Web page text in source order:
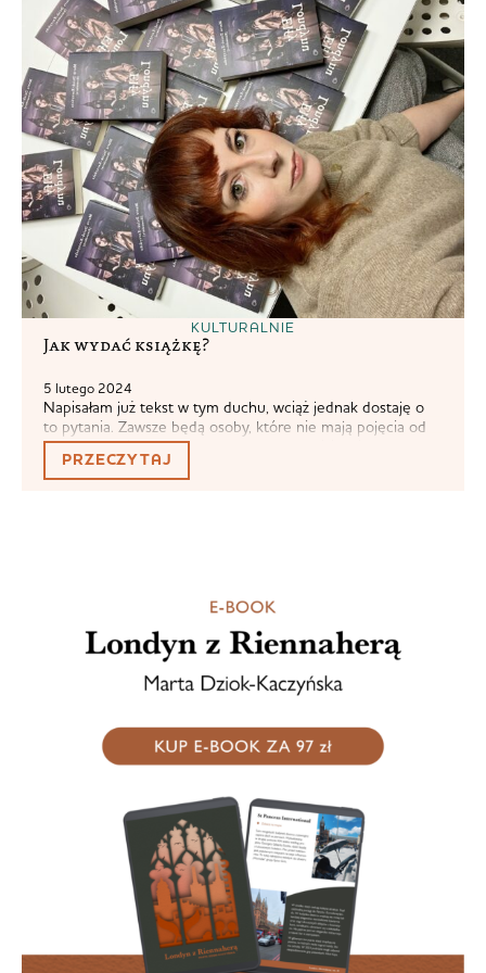
że...
KULTURALNIE
Jak wydać książkę?
5 lutego 2024
Napisałam już tekst w tym duchu, wciąż jednak dostaję o
to pytania. Zawsze będą osoby, które nie mają pojęcia od
czego zacząć. Sama tam byłam. Zatem dzisiaj piszę jak
wydać książkę prosto, jak chłop krowie na rowie (to nie
oznaka braku szacunku dla Czytelnika, uważam, że prosty
PRZECZYTAJ